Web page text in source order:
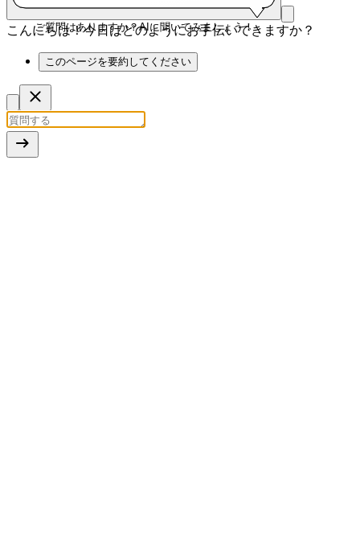
ご質問はありますか？AIに聞いてみましょう！
こんにちは！今日はどのようにお手伝いできますか？
このページを要約してください